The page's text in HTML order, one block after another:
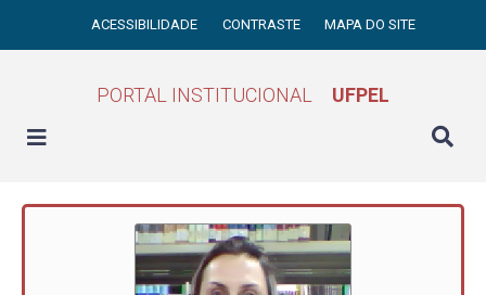
ACESSIBILIDADE CONTRASTE MAPA DO SITE
PORTAL INSTITUCIONAL UFPEL